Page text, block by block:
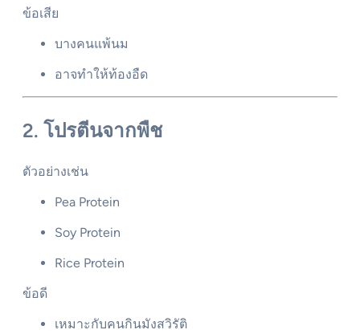
ข้อเสีย
บางคนแพ้นม
อาจทำให้ท้องอืด
2. โปรตีนจากพืช
ตัวอย่างเช่น
Pea Protein
Soy Protein
Rice Protein
ข้อดี
เหมาะกับคนกินมังสวิรัติ